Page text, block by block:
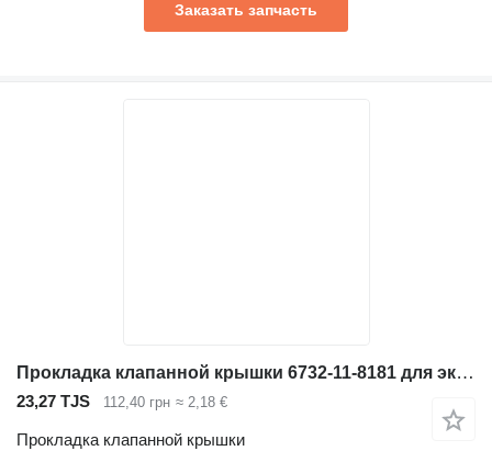
Заказать запчасть
Прокладка клапанной крышки 6732-11-8181 для экскаватора Komatsu
23,27 TJS 112,40 грн ≈ 2,18 €
Прокладка клапанной крышки